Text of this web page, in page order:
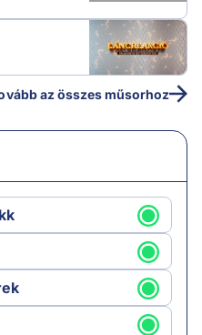
az összes műsorhoz